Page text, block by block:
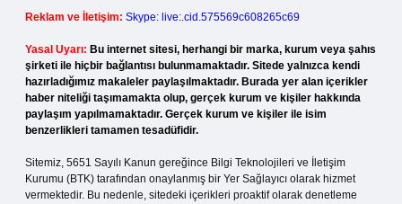
Reklam ve İletişim: Skype: live:.cid.575569c608265c69
Yasal Uyarı: Bu internet sitesi, herhangi bir marka, kurum veya şahıs
şirketi ile hiçbir bağlantısı bulunmamaktadır. Sitede yalnızca kendi
hazırladığımız makaleler paylaşılmaktadır. Burada yer alan içerikler
haber niteliği taşımamakta olup, gerçek kurum ve kişiler hakkında
paylaşım yapılmamaktadır. Gerçek kurum ve kişiler ile isim
benzerlikleri tamamen tesadüfidir.
Sitemiz, 5651 Sayılı Kanun gereğince Bilgi Teknolojileri ve İletişim
Kurumu (BTK) tarafından onaylanmış bir Yer Sağlayıcı olarak hizmet
vermektedir. Bu nedenle, sitedeki içerikleri proaktif olarak denetleme